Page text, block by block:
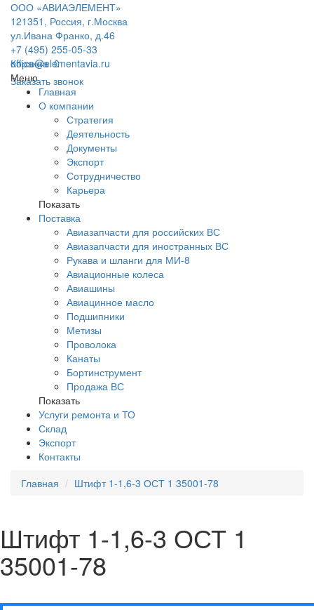
ООО «АВИАЭЛЕМЕНТ»
121351, Россия, г.Москва
ул.Ивана Франко, д.46
+7 (495) 255-05-33
office@elementavia.ru
Заказать звонок
Корзина0
Меню
Главная
О компании
Стратегия
Деятельность
Документы
Экспорт
Сотрудничество
Карьера
Показать
Поставка
Авиазапчасти для российских ВС
Авиазапчасти для иностранных ВС
Рукава и шланги для МИ-8
Авиационные колеса
Авиашины
Авиацинное масло
Подшипники
Метизы
Проволока
Канаты
Бортинструмент
Продажа ВС
Показать
Услуги ремонта и ТО
Склад
Экспорт
Контакты
Главная
Штифт 1-1,6-3 ОСТ 1 35001-78
Штифт 1-1,6-3 ОСТ 1
35001-78